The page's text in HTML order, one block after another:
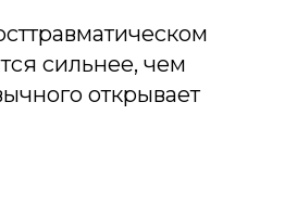
сильнее, чем
открывает